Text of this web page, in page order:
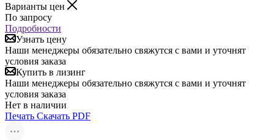
Варианты цен
По запросу
Подробности
Узнать цену
Наши менеджеры обязательно свяжутся с вами и уточнят
условия заказа
Купить в лизинг
Наши менеджеры обязательно свяжутся с вами и уточнят
условия заказа
Нет в наличии
Печать Скачать PDF